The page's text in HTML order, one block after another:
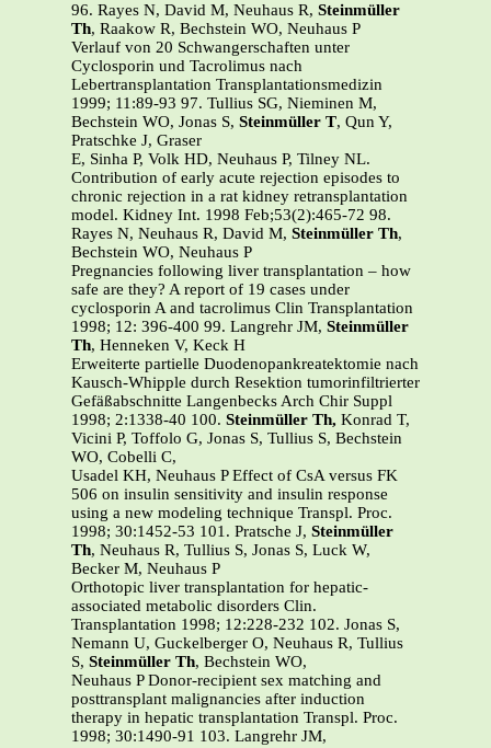
96. Rayes N, David M, Neuhaus R, Steinmüller
Th, Raakow R, Bechstein WO, Neuhaus P
Verlauf von 20 Schwangerschaften unter
Cyclosporin und Tacrolimus nach
Lebertransplantation Transplantationsmedizin
1999; 11:89-93 97. Tullius SG, Nieminen M,
Bechstein WO, Jonas S, Steinmüller T, Qun Y,
Pratschke J, Graser
E, Sinha P, Volk HD, Neuhaus P, Tilney NL.
Contribution of early acute rejection episodes to
chronic rejection in a rat kidney retransplantation
model. Kidney Int. 1998 Feb;53(2):465-72 98.
Rayes N, Neuhaus R, David M, Steinmüller Th,
Bechstein WO, Neuhaus P
Pregnancies following liver transplantation – how
safe are they? A report of 19 cases under
cyclosporin A and tacrolimus Clin Transplantation
1998; 12: 396-400 99. Langrehr JM, Steinmüller
Th, Henneken V, Keck H
Erweiterte partielle Duodenopankreatektomie nach
Kausch-Whipple durch Resektion tumorinfiltrierter
Gefäßabschnitte Langenbecks Arch Chir Suppl
1998; 2:1338-40 100. Steinmüller Th, Konrad T,
Vicini P, Toffolo G, Jonas S, Tullius S, Bechstein
WO, Cobelli C,
Usadel KH, Neuhaus P Effect of CsA versus FK
506 on insulin sensitivity and insulin response
using a new modeling technique Transpl. Proc.
1998; 30:1452-53 101. Pratsche J, Steinmüller
Th, Neuhaus R, Tullius S, Jonas S, Luck W,
Becker M, Neuhaus P
Orthotopic liver transplantation for hepatic-
associated metabolic disorders Clin.
Transplantation 1998; 12:228-232 102. Jonas S,
Nemann U, Guckelberger O, Neuhaus R, Tullius
S, Steinmüller Th, Bechstein WO,
Neuhaus P Donor-recipient sex matching and
posttransplant malignancies after induction
therapy in hepatic transplantation Transpl. Proc.
1998; 30:1490-91 103. Langrehr JM,